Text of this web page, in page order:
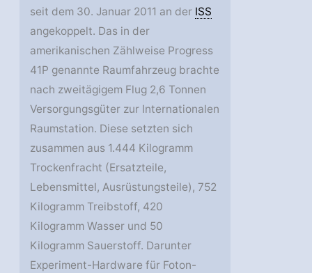
seit dem 30. Januar 2011 an der ISS
angekoppelt. Das in der
amerikanischen Zählweise Progress
41P genannte Raumfahrzeug brachte
nach zweitägigem Flug 2,6 Tonnen
Versorgungsgüter zur Internationalen
Raumstation. Diese setzten sich
zusammen aus 1.444 Kilogramm
Trockenfracht (Ersatzteile,
Lebensmittel, Ausrüstungsteile), 752
Kilogramm Treibstoff, 420
Kilogramm Wasser und 50
Kilogramm Sauerstoff. Darunter
Experiment-Hardware für Foton-